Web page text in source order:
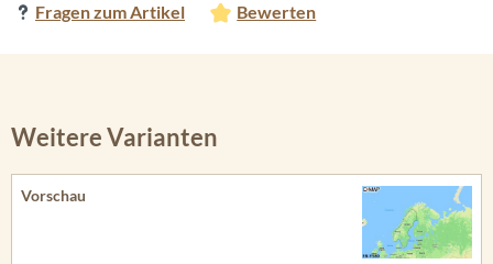
Fragen zum Artikel Bewerten
Weitere Varianten